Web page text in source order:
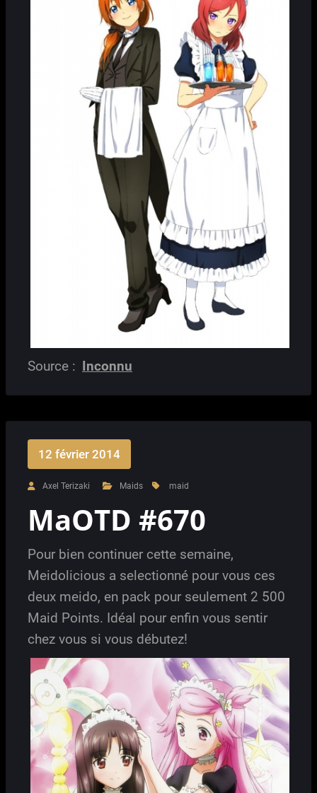
Source : Inconnu
12 février 2014
Axel Terizaki Maids maid
MaOTD #670
Pour bien continuer cette semaine,
Meidolicious a selectionné pour vous ces
deux meido, en pack pour seulement 2 500
Maid Points. Idéal pour enfin vous sentir
chez vous si vous débutez!